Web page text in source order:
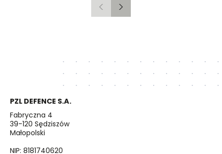
PoprzedniNastępny
PZL DEFENCE S.A.
Fabryczna 4
39-120 Sędziszów
Małopolski
NIP: 8181740620